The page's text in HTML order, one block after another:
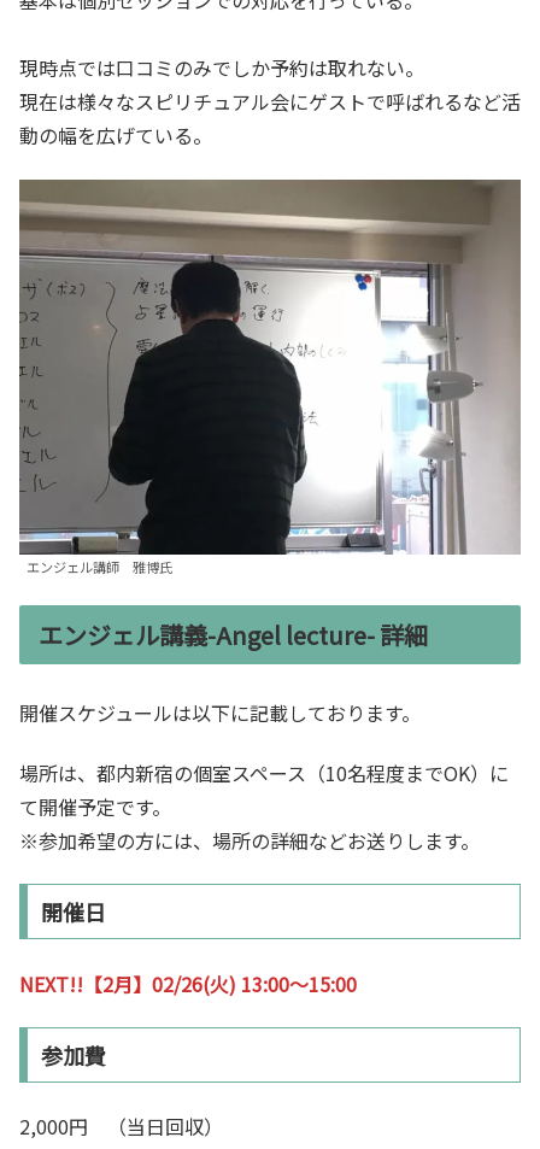
現時点では口コミのみでしか予約は取れない。
現在は様々なスピリチュアル会にゲストで呼ばれるなど活
動の幅を広げている。
エンジェル講師 雅博氏
エンジェル講義-Angel lecture- 詳細
開催スケジュールは以下に記載しております。
場所は、都内新宿の個室スペース（10名程度までOK）に
て開催予定です。
※参加希望の方には、場所の詳細などお送りします。
開催日
NEXT!!【2月】02/26(火) 13:00～15:00
参加費
2,000円 （当日回収）